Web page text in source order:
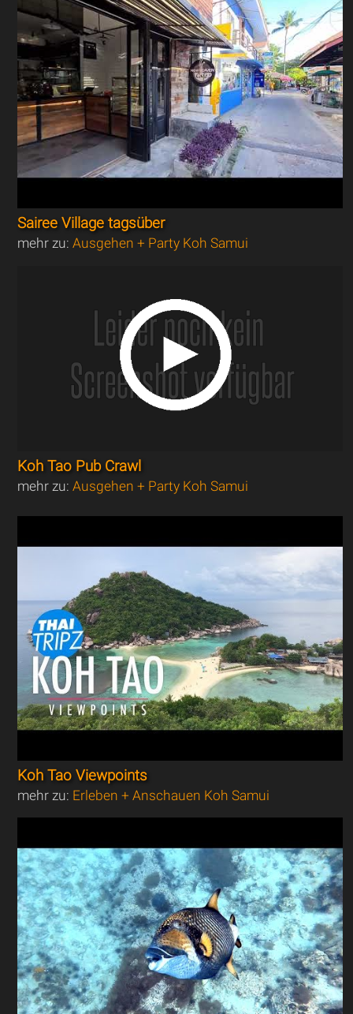
Sairee Village tagsüber
mehr zu:Ausgehen + Party Koh Samui
Koh Tao Pub Crawl
mehr zu:Ausgehen + Party Koh Samui
Koh Tao Viewpoints
mehr zu: Erleben + Anschauen Koh Samui